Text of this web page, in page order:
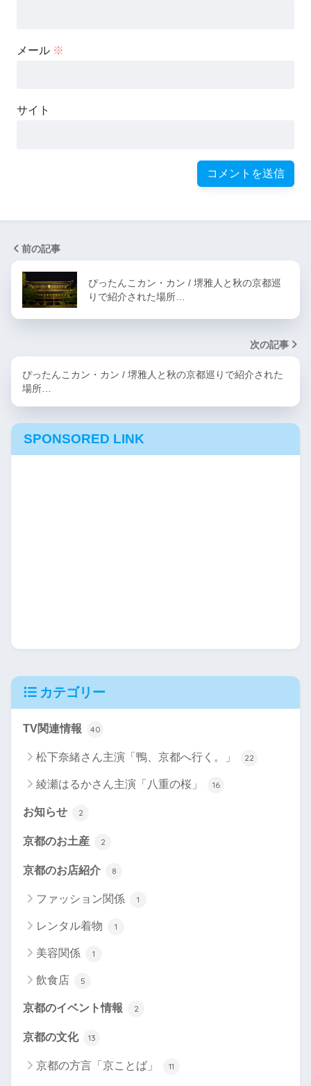
メール ※
サイト
前の記事
ぴったんこカン・カン / 堺雅人と秋の京都巡
りで紹介された場所…
次の記事
ぴったんこカン・カン / 堺雅人と秋の京都巡りで紹介された
場所…
SPONSORED LINK
カテゴリー
TV関連情報 40
松下奈緒さん主演「鴨、京都へ行く。」 22
綾瀬はるかさん主演「八重の桜」 16
お知らせ 2
京都のお土産 2
京都のお店紹介 8
ファッション関係 1
レンタル着物 1
美容関係 1
飲食店 5
京都のイベント情報 2
京都の文化 13
京都の方言「京ことば」 11